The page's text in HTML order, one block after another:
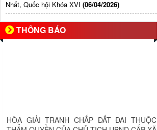
Nhất, Quốc hội Khóa XVI (06/04/2026)
THÔNG BÁO
HÒA GIẢI TRANH CHẤP ĐẤT ĐAI THUỘC
THẨM QUYỀN CỦA CHỦ TỊCH UBND CẤP XÃ